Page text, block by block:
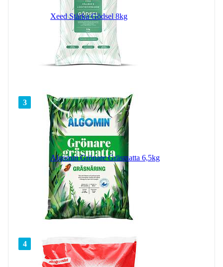
Xeed Stärka Gödsel 8kg
3
Algomin Grönare Gräsmatta 6,5kg
4